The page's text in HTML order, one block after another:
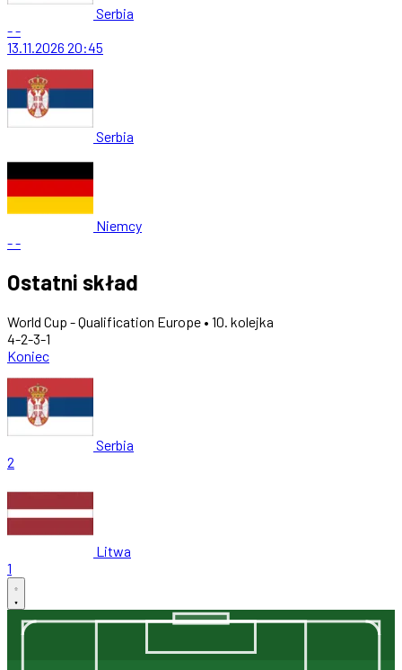
Serbia
--
13.11.2026 20:45
Serbia
Niemcy
--
Ostatni skład
World Cup - Qualification Europe • 10. kolejka
4-2-3-1
Koniec
Serbia
2
Litwa
1